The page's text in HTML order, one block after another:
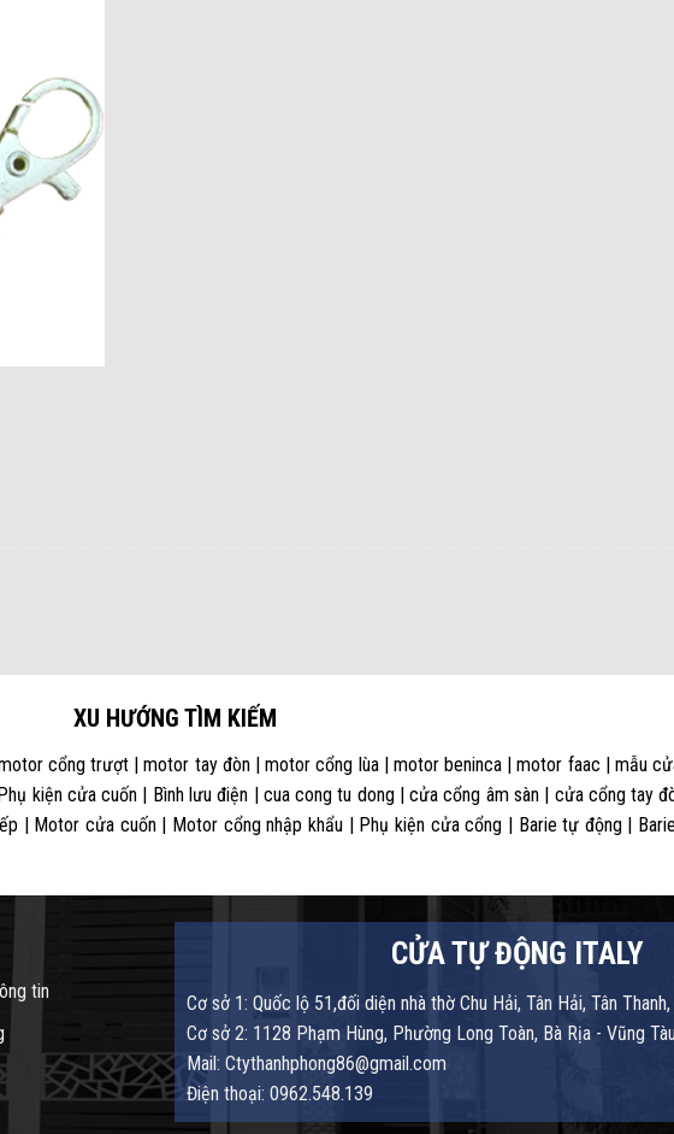
XU HƯỚNG TÌM KIẾM
cổng trượt | motor tay đòn | motor cổng lùa | motor beninca | motor faac | mẫu
kiện cửa cuốn | Bình lưu điện | cua cong tu dong | cửa cổng âm sàn | cửa cổng tay
| Motor cửa cuốn | Motor cổng nhập khẩu | Phụ kiện cửa cổng | Barie tự động |
tin
CỬA TỰ ĐỘNG ITALY
Cơ sở 1: Quốc lộ 51,đối diện nhà thờ Chu Hải, Tân Hải, Tân
Cơ sở 2: 1128 Phạm Hùng, Phường Long Toàn, Bà Rịa - Vũng Tàu
Mail: Ctythanhphong86@gmail.com
Điện thoại: 0962.548.139